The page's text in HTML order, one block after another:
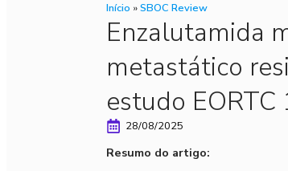
Início »SBOC Review
Enzalutamida
metastático
estudo
28/08/2025
Resumo do artigo: